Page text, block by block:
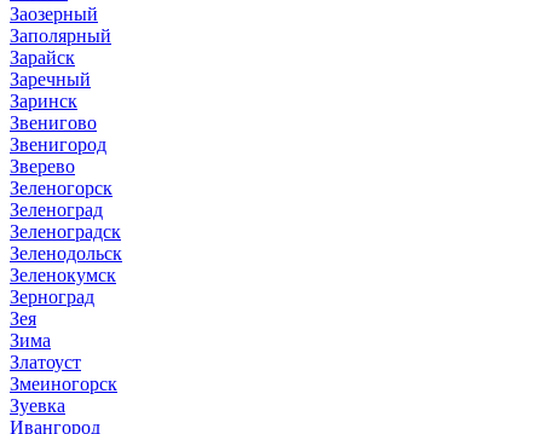
Заозерный
Заполярный
Зарайск
Заречный
Заринск
Звенигово
Звенигород
Зверево
Зеленогорск
Зеленоград
Зеленоградск
Зеленодольск
Зеленокумск
Зерноград
Зея
Зима
Златоуст
Змеиногорск
Зуевка
Ивангород